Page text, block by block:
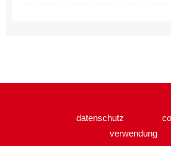
datenschutz
verwendung